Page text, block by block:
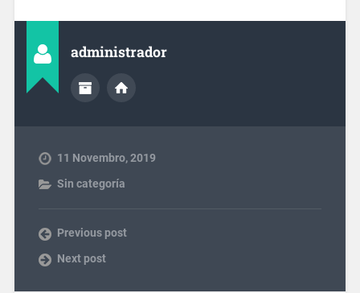
administrador
11 Novembro, 2019
Sin categoría
Previous post
Next post